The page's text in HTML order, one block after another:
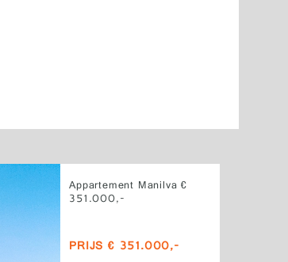
Appartement Manilva €
351.000,-
PRIJS € 351.000,-